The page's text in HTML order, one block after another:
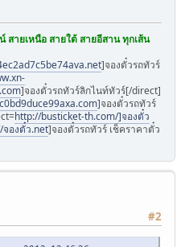
สายเหนือ สายใต้ สายอีสาน ทุกเส้น
]จองตั๋วรถทัวร์
]จองตั๋วรถทัวร์ลิกไนท์ทัวร์[/direct]
]จองตั๋วรถทัวร์
http://busticket-th.com/]จองตั๋ว
จองตั๋ว.net]จองตั๋วรถทัวร์ เช็คราคาตั๋ว
#2